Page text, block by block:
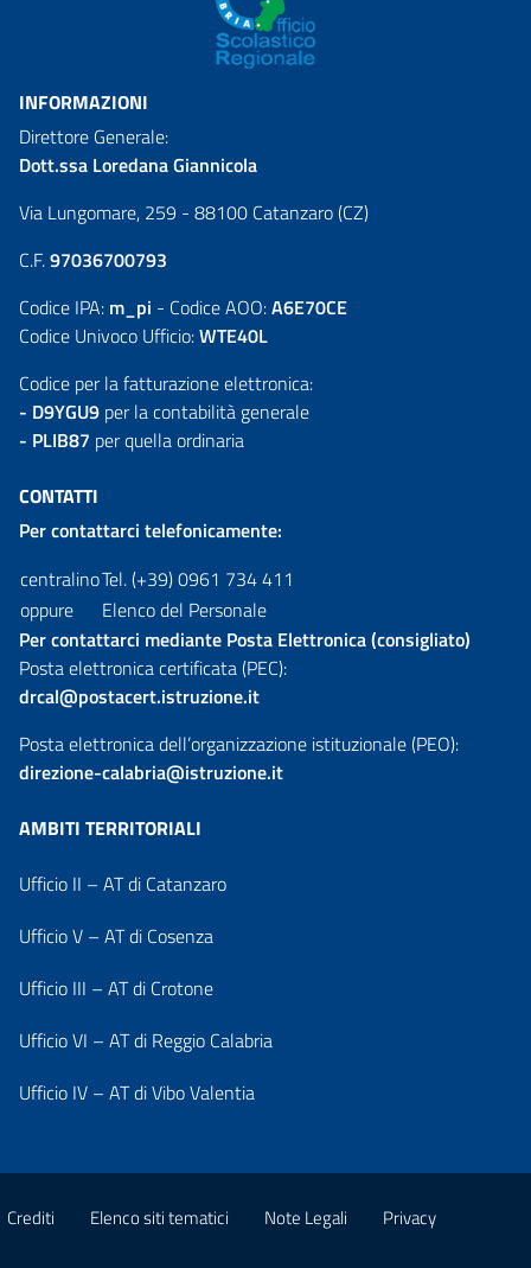
INFORMAZIONI
Direttore Generale:
Dott.ssa Loredana Giannicola
Via Lungomare, 259 - 88100 Catanzaro (CZ)
C.F.97036700793
Codice IPA: m_pi - Codice AOO:A6E70CE
Codice Univoco Ufficio:WTE40L
Codice per la fatturazione elettronica:
- D9YGU9 per la contabilità generale
- PLIB87 per quella ordinaria
CONTATTI
Per contattarci telefonicamente:
centralinoTel. (+39) 0961 734 411
oppure
Elenco del Personale
Per contattarci mediante Posta Elettronica (consigliato)
Posta elettronica certificata (PEC):
drcal@postacert.istruzione.it
Posta elettronica dell’organizzazione istituzionale (PEO):
direzione-calabria@istruzione.it
AMBITI TERRITORIALI
Ufficio II – AT di Catanzaro
Ufficio V – AT di Cosenza
Ufficio III – AT di Crotone
Ufficio VI – AT di Reggio Calabria
Ufficio IV – AT di Vibo Valentia
Crediti Elenco siti tematici Note Legali Privacy